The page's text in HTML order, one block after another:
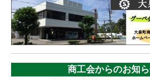
商工会からのお知